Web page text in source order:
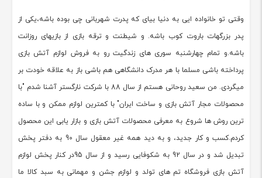
وقتی تو خانواده ایی به دنیا بیای که پدرت شهربانی چی بوده باشه،یکی از
پدر بزرگهات باروت کوب باشه. و شیطنت و ترقه بازی از بازیهای روزانت
باشه.و تمام چهارشنبه سوری های زندگیت رو به فروش لوازم آتش بازی
پرداخته باشی مسلما با هر مدرک دانشگاهی هم باشی باز به علاقه خودت بر
میگردی. من سعید روحانی هستم از سال 88 با شرکت نارگستر آشنا شدم "با
محصولات مجار آتش بازی و ساخت ایران" با کمترین لوازم ممکن و با ساده
ترین روش ها شروع به معرفی محصولات آتش بازی و بازار یابی این محصول
کردم.کسب و کار جدید، و به دید همه غیر معقول سال 90 به دفتر پخش
تبدیل شد و در سال 92 به شکوفایی رسید و از سال 95در کنار پخش لوازم
آتش بازی فروشگاه تم های تولد و لوازم جشن و مهمانی به سبد کالا ما